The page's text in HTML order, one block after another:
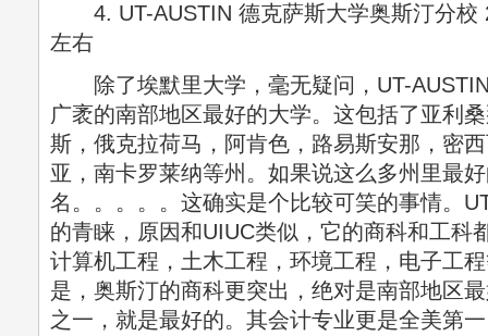
4. UT-AUSTIN 德克萨斯大学奥斯汀分校
左右
除了埃默里大学，毫无疑问，UT-
广袤的南部地区最好的大学。这包括了亚利
斯，俄克拉荷马，阿肯色，路易斯安那，密
亚，南卡罗莱纳等州。如果说这么多州里最
名。。。。。这确实是个比较可笑的事情。
的青睐，原因和UIUC类似，它的商科和工科
计算机工程，土木工程，环境工程，电子工
是，奥斯汀的商科更突出，绝对是南部地区
之一，就是最好的。其会计专业更是全美第